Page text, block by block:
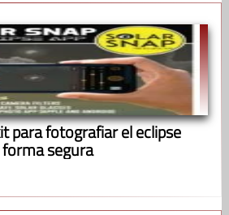
para fotografiar el eclipse
segura